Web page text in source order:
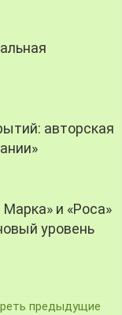
авторская
Марка» и «Роса»
уровень
предыдущие